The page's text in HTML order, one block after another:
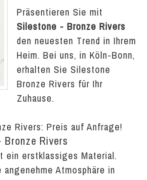
Präsentieren Sie mit
Silestone - Bronze Rivers
den neuesten Trend in Ihrem
Heim. Bei uns, in Köln-Bonn,
erhalten Sie Silestone
Bronze Rivers für Ihr
Zuhause.
Rivers: Preis auf Anfrage!
Rivers
ein erstklassiges Material.
Atmosphäre in